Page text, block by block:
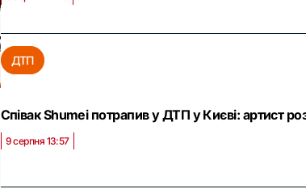
ДТП
Співак Shumei потрапив у ДТП у Києві: артист
9 серпня 13:57